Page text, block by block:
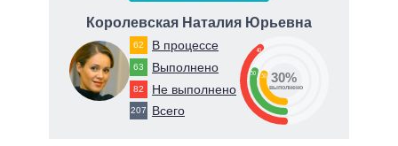
Королевская Наталия Юрьевна
62 В процессе
63 Выполнено
82 Не выполнено
207 Всего
40
30 30 30%
выполнено